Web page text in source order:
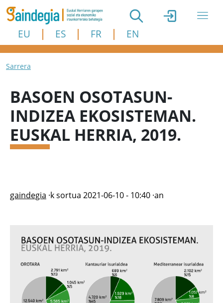
Skip to main content
EU ES FR EN
Breadcrumb
Sarrera
BASOEN OSOTASUN-
INDIZEA EKOSISTEMAN.
EUSKAL HERRIA, 2019.
gaindegia ·k sortua 2021-06-10 - 10:40 ·an